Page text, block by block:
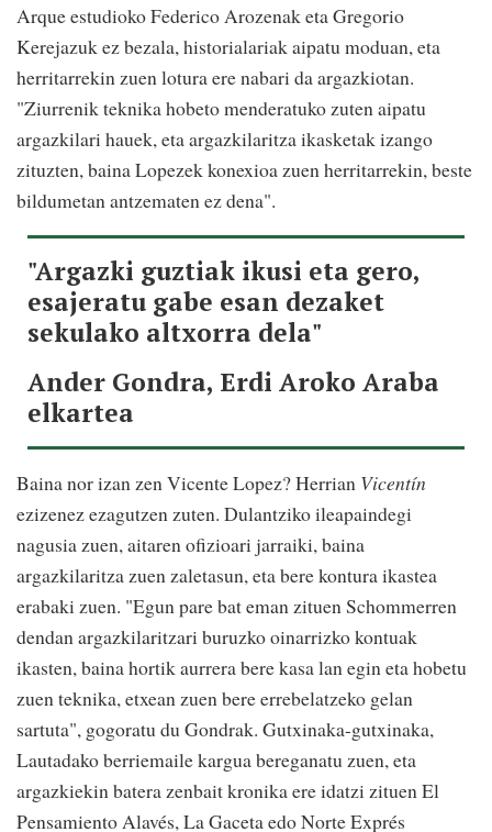
Arque estudioko Federico Arozenak eta Gregorio
Kerejazuk ez bezala, historialariak aipatu moduan, eta
herritarrekin zuen lotura ere nabari da argazkiotan.
"Ziurrenik teknika hobeto menderatuko zuten aipatu
argazkilari hauek, eta argazkilaritza ikasketak izango
zituzten, baina Lopezek konexioa zuen herritarrekin, beste
bildumetan antzematen ez dena".
"Argazki guztiak ikusi eta gero,
esajeratu gabe esan dezaket
sekulako altxorra dela"
Ander Gondra, Erdi Aroko Araba
elkartea
Baina nor izan zen Vicente Lopez? Herrian Vicentín
ezizenez ezagutzen zuten. Dulantziko ileapaindegi
nagusia zuen, aitaren ofizioari jarraiki, baina
argazkilaritza zuen zaletasun, eta bere kontura ikastea
erabaki zuen. "Egun pare bat eman zituen Schommerren
dendan argazkilaritzari buruzko oinarrizko kontuak
ikasten, baina hortik aurrera bere kasa lan egin eta hobetu
zuen teknika, etxean zuen bere errebelatzeko gelan
sartuta", gogoratu du Gondrak. Gutxinaka-gutxinaka,
Lautadako berriemaile kargua bereganatu zuen, eta
argazkiekin batera zenbait kronika ere idatzi zituen El
Pensamiento Alavés, La Gaceta edo Norte Exprés